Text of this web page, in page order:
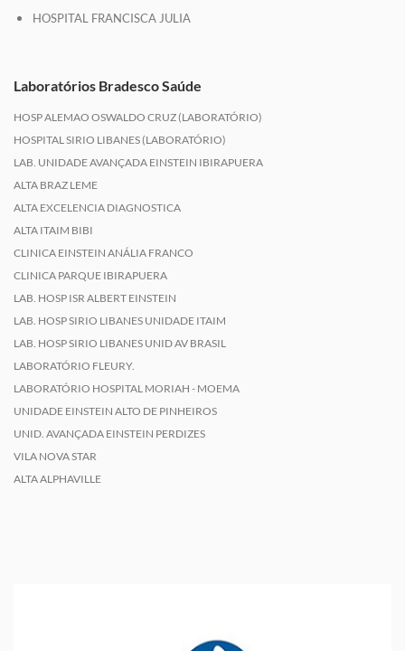
HOSPITAL FRANCISCA JULIA
Laboratórios Bradesco Saúde
HOSP ALEMAO OSWALDO CRUZ (LABORATÓRIO)
HOSPITAL SIRIO LIBANES (LABORATÓRIO)
LAB. UNIDADE AVANÇADA EINSTEIN IBIRAPUERA
ALTA BRAZ LEME
ALTA EXCELENCIA DIAGNOSTICA
ALTA ITAIM BIBI
CLINICA EINSTEIN ANÁLIA FRANCO
CLINICA PARQUE IBIRAPUERA
LAB. HOSP ISR ALBERT EINSTEIN
LAB. HOSP SIRIO LIBANES UNIDADE ITAIM
LAB. HOSP SIRIO LIBANES UNID AV BRASIL
LABORATÓRIO FLEURY.
LABORATÓRIO HOSPITAL MORIAH - MOEMA
UNIDADE EINSTEIN ALTO DE PINHEIROS
UNID. AVANÇADA EINSTEIN PERDIZES
VILA NOVA STAR
ALTA ALPHAVILLE